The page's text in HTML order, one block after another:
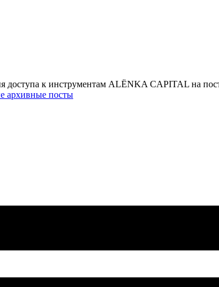
доступа к инструментам ALЁNKA CAPITAL на
архивные посты